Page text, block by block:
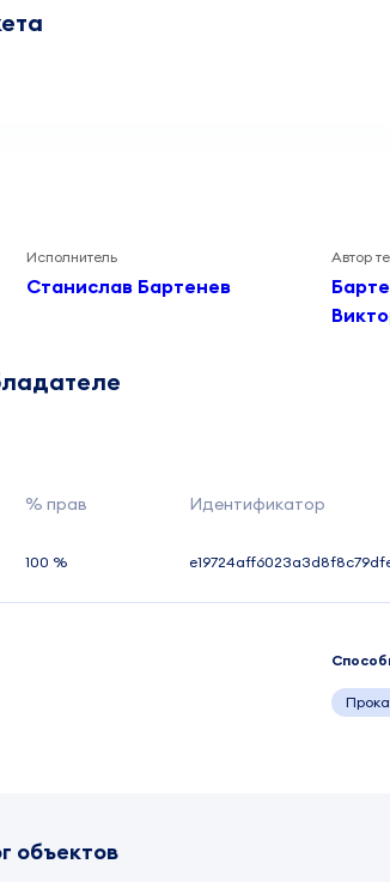
Исполнитель
Станислав Бартенев
Автор
% прав Идентификатор
100 %
объектов